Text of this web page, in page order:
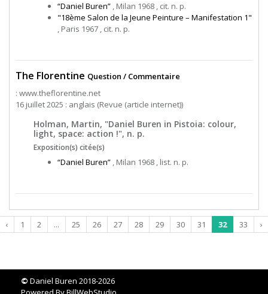
“Daniel Buren” , Milan 1968 , cit. n. p.
"18ème Salon de la Jeune Peinture – Manifestation 1"
, Paris 1967 , cit. n. p.
The Florentine Question / Commentaire
: www.theflorentine.net
16 juillet 2025 : anglais (Revue (article internet))
Holman, Martin, "Daniel Buren in Pistoia: colour,
light, space: action !", n. p.
Exposition(s) citée(s)
“Daniel Buren” , Milan 1968 , list. n. p.
‹ 1 2 ... 25 26 27 28 29 30 31 32 33 ›
© Daniel Buren 2018-2026